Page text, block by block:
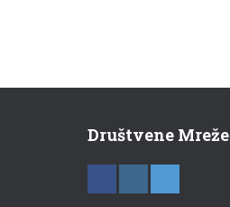
Društvene Mreže